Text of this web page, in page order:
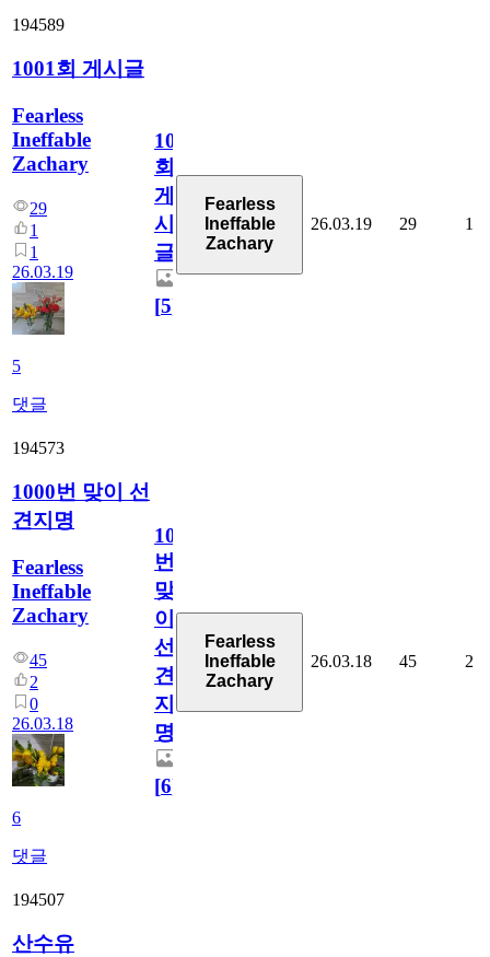
194589
1001회 게시글
Fearless
Ineffable
Zachary
29
1
1
26.03.19
5
댓글
1001
회
게
시
글
[5]
Fearless
Ineffable
Zachary
26.03.19 29 1
194573
1000번 맞이 선
견지명
Fearless
Ineffable
Zachary
45
2
0
26.03.18
6
댓글
1000
번
맞
이
선
견
지
명
[6]
Fearless
Ineffable
Zachary
26.03.18 45 2
194507
산수유